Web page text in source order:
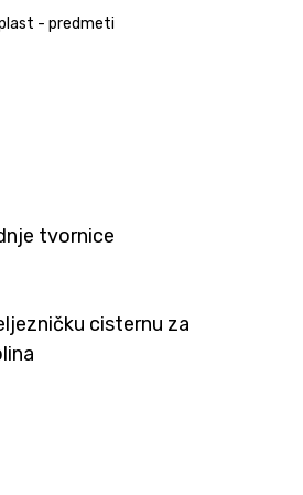
- predmeti
tvornice
cisternu za